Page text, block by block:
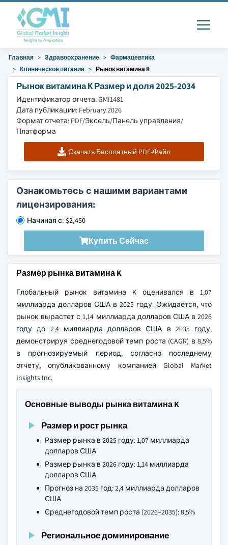
Главная Здравоохранение
Фармацевтика
Клиническое питание
Рынок витамина К
Рынок витамина К Размер и доля 2025-2034
Идентификатор отчета: GMI1481
Дата публикации: February 2026
Формат отчета: PDF/Эксель/Панель управления/
Платформа
Скачать Бесплатный PDF-Файл
Ознакомьтесь с нашими вариантами
лицензирования:
Начиная с: $2,450
Купить Сейчас
Размер рынка витамина K
Глобальный рынок витамина K оценивался в 1,07
миллиарда долларов США в 2025 году. Ожидается, что
рынок вырастет с 1,14 миллиарда долларов США в 2026
году до 2,4 миллиарда долларов США в 2035 году,
демонстрируя среднегодовой темп роста (CAGR) в 8,5%
в прогнозируемый период, согласно последнему
отчету, опубликованному компанией Global Market
Insights Inc.
Основные выводы рынка витамина K
Размер и рост рынка
Размер рынка в 2025 году: 1,07 миллиарда
долларов США
Размер рынка в 2026 году: 1,14 миллиарда
долларов США
Прогноз на 2035 год: 2,4 миллиарда долларов
США
Среднегодовой темп роста (2026–2035): 8,5%
Региональное доминирование